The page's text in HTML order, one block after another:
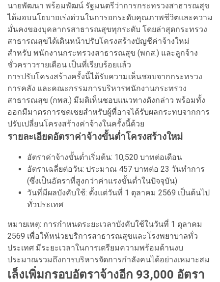
นายพัฒนา พร้อมพัฒน์ รัฐมนตรีว่าการกระทรวงสาธารณสุข
ได้มอบนโยบายเร่งด่วนในการยกระดับคุณภาพชีวิตและความ
มั่นคงของบุคลากรสาธารณสุขทุกระดับ โดยล่าสุดกระทรวง
สาธารณสุขได้เดินหน้าปรับโครงสร้างบัญชีค่าจ้างใหม่
สำหรับ พนักงานกระทรวงสาธารณสุข (พกส.) และลูกจ้าง
ชั่วคราวรายเดือน เป็นที่เรียบร้อยแล้ว
การปรับโครงสร้างครั้งนี้ได้รับความเห็นชอบจากกระทรวง
การคลัง และคณะกรรมการบริหารพนักงานกระทรวง
สาธารณสุข (กพส.) มีมติเห็นชอบแนวทางดังกล่าว พร้อมทั้ง
ออกมีมาตรการชดเชยสำหรับผู้ที่อาจได้รับผลกระทบจากการ
ปรับเปลี่ยนโครงสร้างค่าจ้างในครั้งนี้ด้วย
รายละเอียดอัตราค่าจ้างขั้นต่ำโครงสร้างใหม่
อัตราค่าจ้างขั้นต่ำเริ่มต้น: 10,520 บาทต่อเดือน
อัตราเฉลี่ยต่อวัน: ประมาณ 457 บาทต่อ 23 วันทำการ
(ซึ่งเป็นอัตราที่สูงกว่าค่าแรงขั้นต่ำในปัจจุบัน)
วันที่มีผลบังคับใช้: ตั้งแต่วันที่ 1 ตุลาคม 2569 เป็นต้นไป
ทั่วประเทศ
หมายเหตุ: การกำหนดระยะเวลาบังคับใช้ในวันที่ 1 ตุลาคม
2569 เพื่อให้หน่วยบริการสาธารณสุขและโรงพยาบาลทั่ว
ประเทศ มีระยะเวลาในการเตรียมความพร้อมด้านงบ
ประมาณรวมถึงการบริหารจัดการกำลังคนได้อย่างเหมาะสม
เล็งเพิ่มกรอบอัตราจ้างอีก 93,000 อัตรา